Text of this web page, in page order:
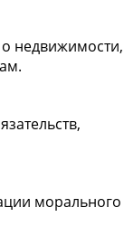
о недвижимости,
морального